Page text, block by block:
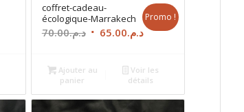
coffret-cadeau-
écologique-Marrakech
د.م.70.00
Le
د.م.70.00.
د.م.65.00
Le
actuel
est :
Promo !
Ajouter au
panier
Voir les
détails